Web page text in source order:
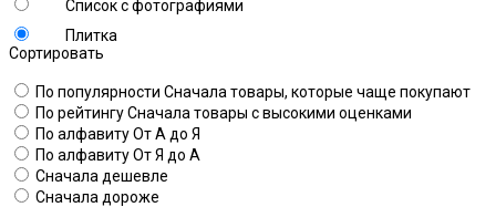
Список с фотографиями
Плитка
Сортировать
По популярности Сначала товары, которые чаще покупают
По рейтингуСначала товары с высокими оценками
По алфавитуОт А до Я
По алфавитуОт Я до А
Сначала дешевле
Сначала дороже